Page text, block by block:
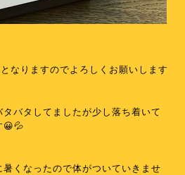
なりますのでよろしくお願いします
バタしてましたが少し落ち着いて
😀💦
くなったので体がついていきませ